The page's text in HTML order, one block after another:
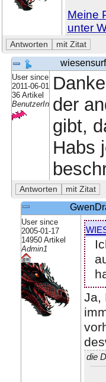
Meine
unter
User since
2011-06-01
36 Artikel
BenutzerIn der
gibt,
Habs
User since
2005-01-17
14950 Artikel
Admin1
Ja,
die